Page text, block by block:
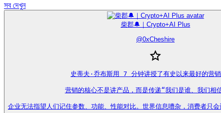
সব দেখুন
柴郡🔔｜Crypto+AI Plus
@0xCheshire
史蒂夫·乔布斯用 7 分钟讲授了有史以来最好的营
营销的核心不是讲产品，而是传递“我们是谁、我们相
企业无法指望人们记住参数、功能、性能对比。世界信息嘈杂，消费者只